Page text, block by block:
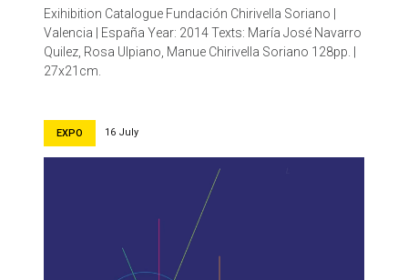
Exihibition Catalogue Fundación Chirivella Soriano |
Valencia | España Year: 2014 Texts: María José Navarro
Quilez, Rosa Ulpiano, Manue Chirivella Soriano 128pp. |
27x21cm.
EXPO 16 July